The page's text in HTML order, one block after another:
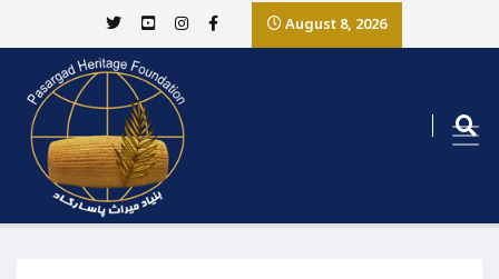
August 8, 2026